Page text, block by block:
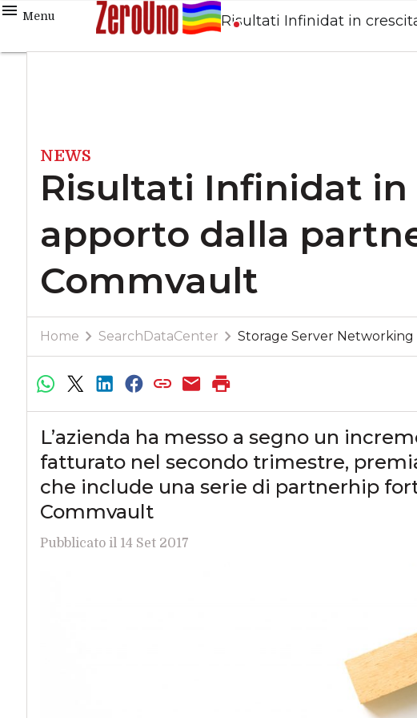
Menu Risultati Infinidat in
NEWS
Risultati Infinidat in
apporto dalla
Commvault
Home SearchDataCenter Storage Server Networking
L’azienda ha messo a segno un
fatturato nel secondo trimestre,
che include una serie di partnerhip
Commvault
Pubblicato il 14 Set 2017